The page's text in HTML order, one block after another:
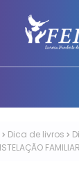
Dica de livros
FAMILIAR